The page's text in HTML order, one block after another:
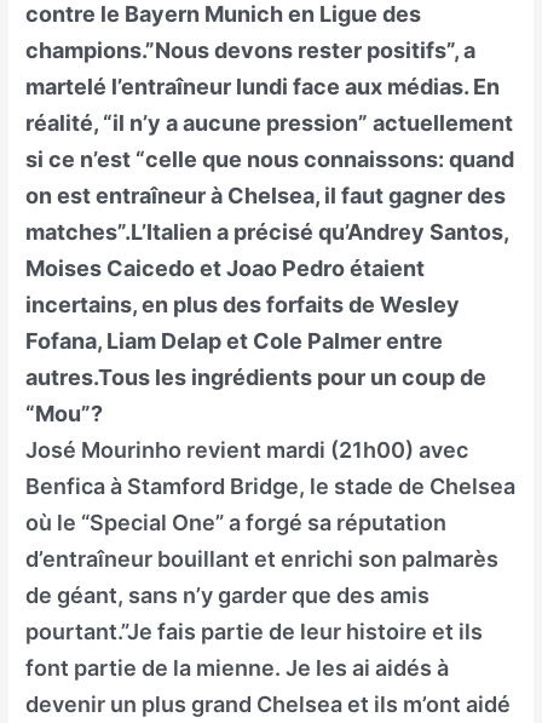
contre le Bayern Munich en Ligue des
champions.”Nous devons rester positifs”, a
martelé l’entraîneur lundi face aux médias. En
réalité, “il n’y a aucune pression” actuellement
si ce n’est “celle que nous connaissons: quand
on est entraîneur à Chelsea, il faut gagner des
matches”.L’Italien a précisé qu’Andrey Santos,
Moises Caicedo et Joao Pedro étaient
incertains, en plus des forfaits de Wesley
Fofana, Liam Delap et Cole Palmer entre
autres.Tous les ingrédients pour un coup de
“Mou”?
José Mourinho revient mardi (21h00) avec
Benfica à Stamford Bridge, le stade de Chelsea
où le “Special One” a forgé sa réputation
d’entraîneur bouillant et enrichi son palmarès
de géant, sans n’y garder que des amis
pourtant.”Je fais partie de leur histoire et ils
font partie de la mienne. Je les ai aidés à
devenir un plus grand Chelsea et ils m’ont aidé